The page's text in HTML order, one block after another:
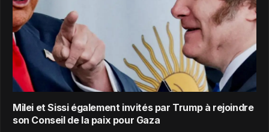
Milei et Sissi également invités par Trump à rejoindre
son Conseil de la paix pour Gaza